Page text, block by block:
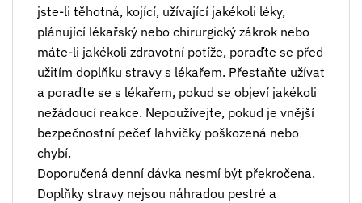
jste-li těhotná, kojící, užívající jakékoli léky,
plánující lékařský nebo chirurgický zákrok nebo
máte-li jakékoli zdravotní potíže, poraďte se před
užitím doplňku stravy s lékařem. Přestaňte užívat
a poraďte se s lékařem, pokud se objeví jakékoli
nežádoucí reakce. Nepoužívejte, pokud je vnější
bezpečnostní pečeť lahvičky poškozená nebo
chybí.
Doporučená denní dávka nesmí být překročena.
Doplňky stravy nejsou náhradou pestré a